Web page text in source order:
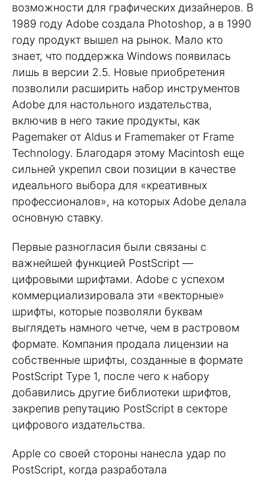
возможности для графических дизайнеров. В
1989 году Adobe создала Photoshop, а в 1990
году продукт вышел на рынок. Мало кто
знает, что поддержка Windows появилась
лишь в версии 2.5. Новые приобретения
позволили расширить набор инструментов
Adobe для настольного издательства,
включив в него такие продукты, как
Pagemaker от Aldus и Framemaker от Frame
Technology. Благодаря этому Macintosh еще
сильней укрепил свои позиции в качестве
идеального выбора для «креативных
профессионалов», на которых Adobe делала
основную ставку.
Первые разногласия были связаны с
важнейшей функцией PostScript —
цифровыми шрифтами. Adobe с успехом
коммерциализировала эти «векторные»
шрифты, которые позволяли буквам
выглядеть намного четче, чем в растровом
формате. Компания продала лицензии на
собственные шрифты, созданные в формате
PostScript Type 1, после чего к набору
добавились другие библиотеки шрифтов,
закрепив репутацию PostScript в секторе
цифрового издательства.
Apple со своей стороны нанесла удар по
PostScript, когда разработала